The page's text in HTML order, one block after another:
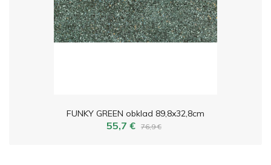
FUNKY GREEN obklad 89,8x32,8cm
55,7 € 76,9 €